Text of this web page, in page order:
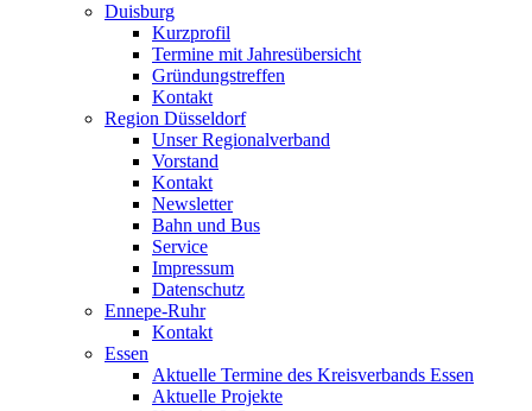
Duisburg
Kurzprofil
Termine mit Jahresübersicht
Gründungstreffen
Kontakt
Region Düsseldorf
Unser Regionalverband
Vorstand
Kontakt
Newsletter
Bahn und Bus
Service
Impressum
Datenschutz
Ennepe-Ruhr
Kontakt
Essen
Aktuelle Termine des Kreisverbands Essen
Aktuelle Projekte